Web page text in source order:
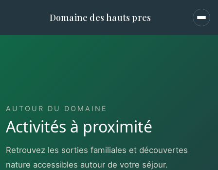
Domaine des hauts pres
AUTOUR DU DOMAINE
Activités à proximité
Retrouvez les sorties familiales et découvertes
nature accessibles autour de votre séjour.